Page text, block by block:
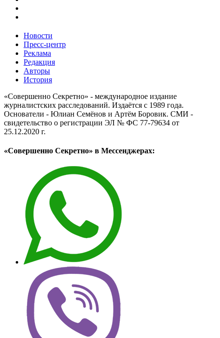
Новости
Пресс-центр
Реклама
Редакция
Авторы
История
«Совершенно Секретно» - международное издание
журналистских расследований. Издаётся с 1989 года.
Основатели - Юлиан Семёнов и Артём Боровик. CМИ -
свидетельство о регистрации ЭЛ № ФС 77-79634 от
25.12.2020 г.
«Совершенно Секретно» в Мессенджерах: